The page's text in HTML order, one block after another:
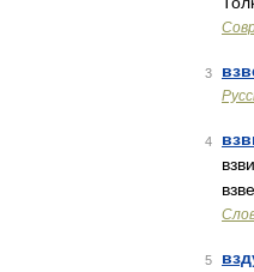
3
4
5